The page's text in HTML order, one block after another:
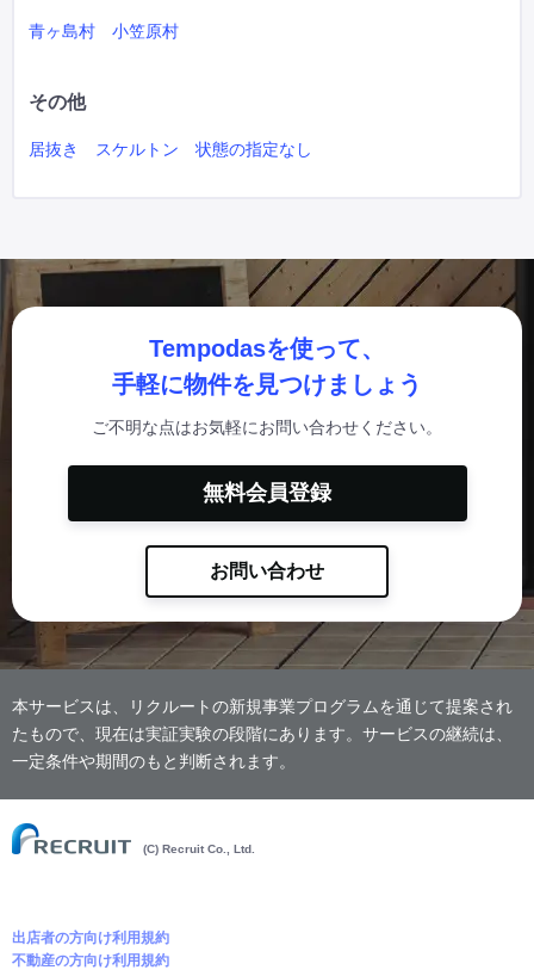
青ヶ島村 小笠原村
その他
居抜き スケルトン 状態の指定なし
Tempodasを使って、
手軽に物件を見つけましょう
ご不明な点はお気軽にお問い合わせください。
無料会員登録
お問い合わせ
本サービスは、リクルートの新規事業プログラムを通じて提案され
たもので、現在は実証実験の段階にあります。サービスの継続は、
一定条件や期間のもと判断されます。
(C) Recruit Co., Ltd.
出店者の方向け利用規約
不動産の方向け利用規約